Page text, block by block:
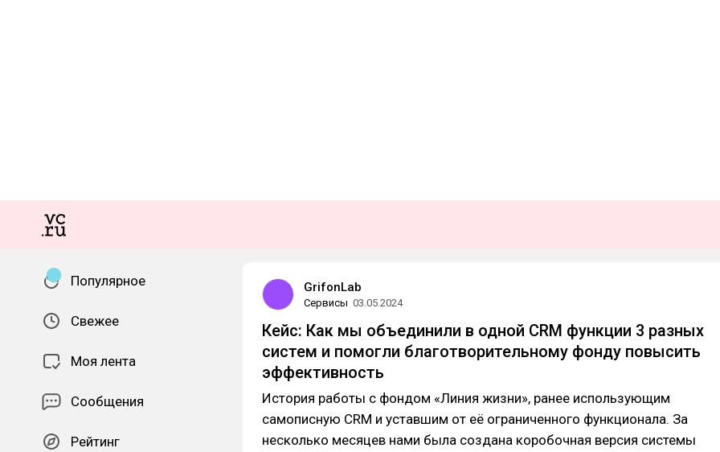
Популярное
Свежее
Моя лента
Сообщения
Рейтинг
GrifonLab
Сервисы 03.05.2024
Кейс: Как мы объединили в одной CRM функции 3 разных
систем и помогли благотворительному фонду повысить
эффективность
История работы с фондом «Линия жизни», ранее использующим
самописную CRM и уставшим от её ограниченного функционала. За
несколько месяцев нами была создана коробочная версия системы